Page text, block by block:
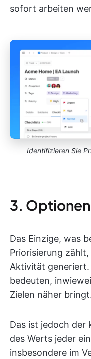
sofort arbeiten
Identifizieren Sie
3.
Das Einzige, was
Priorisierung
Aktivität
bedeuten,
Zielen näher
Das ist jedoch der
des Werts jeder
insbesondere im